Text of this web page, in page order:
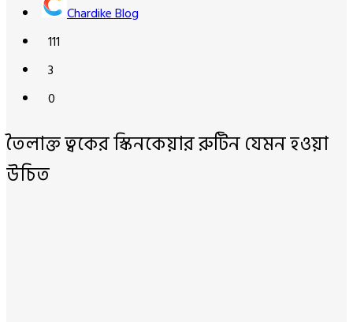
Chardike Blog
111
3
0
তৈলাক্ত ত্বকের স্কিনকেয়ার রুটিন যেমন হওয়া
উচিত